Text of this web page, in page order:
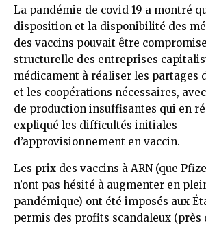
La pandémie de covid 19 a montré
disposition et la disponibilité des
des vaccins pouvait être
structurelle des entreprises
médicament à réaliser les partages
et les coopérations nécessaires,
de production insuffisantes qui en
expliqué les difficultés initiales
d’approvisionnement en vaccin.
Les prix des vaccins à ARN (que
n’ont pas hésité à augmenter en
pandémique) ont été imposés aux
permis des profits scandaleux (près